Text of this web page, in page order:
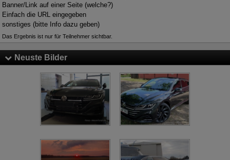
Banner/Link auf einer Seite (welche?)
Einfach die URL eingegeben
sonstiges (bitte Info dazu geben)
Das Ergebnis ist nur für Teilnehmer sichtbar.
Neuste Bilder